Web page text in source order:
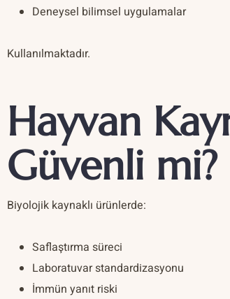
Deneysel bilimsel uygulamalar
Kullanılmaktadır.
Hayvan
Güvenli mi?
Biyolojik kaynaklı ürünlerde:
Saflaştırma süreci
Laboratuvar standardizasyonu
İmmün yanıt riski